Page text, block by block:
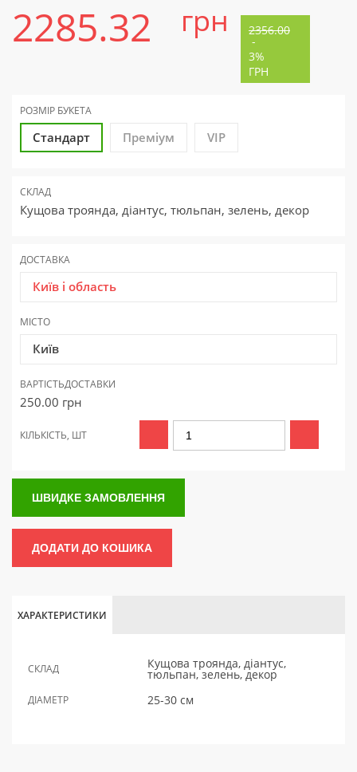
2285.32 грн 2356.00
-
3%
ГРН
РОЗМІР БУКЕТА
Стандарт Преміум VIP
СКЛАД
Кущова троянда, діантус, тюльпан, зелень, декор
ДОСТАВКА
Київ і область
МІСТО
Київ
ВАРТІСТЬДОСТАВКИ
250.00 грн
КІЛЬКІСТЬ, ШТ
ШВИДКЕ ЗАМОВЛЕННЯ
ДОДАТИ ДО КОШИКА
ХАРАКТЕРИСТИКИ
СКЛАД Кущова троянда, діантус,
тюльпан, зелень, декор
ДІАМЕТР 25-30 см